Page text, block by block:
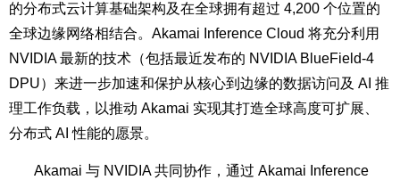
的分布式云计算基础架构及在全球拥有超过 4,200 个位置的
全球边缘网络相结合。Akamai Inference Cloud 将充分利用
NVIDIA 最新的技术（包括最近发布的 NVIDIA BlueField-4
DPU）来进一步加速和保护从核心到边缘的数据访问及 AI 推
理工作负载，以推动 Akamai 实现其打造全球高度可扩展、
分布式 AI 性能的愿景。
Akamai 与 NVIDIA 共同协作，通过 Akamai Inference